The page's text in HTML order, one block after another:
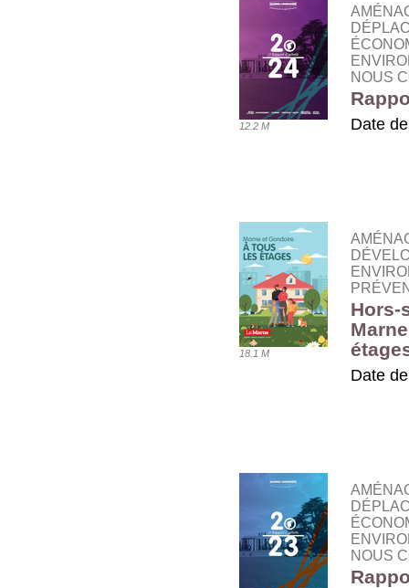
12.2 M
NOUS
Date
18.1 M
Hors-
Date
NOUS